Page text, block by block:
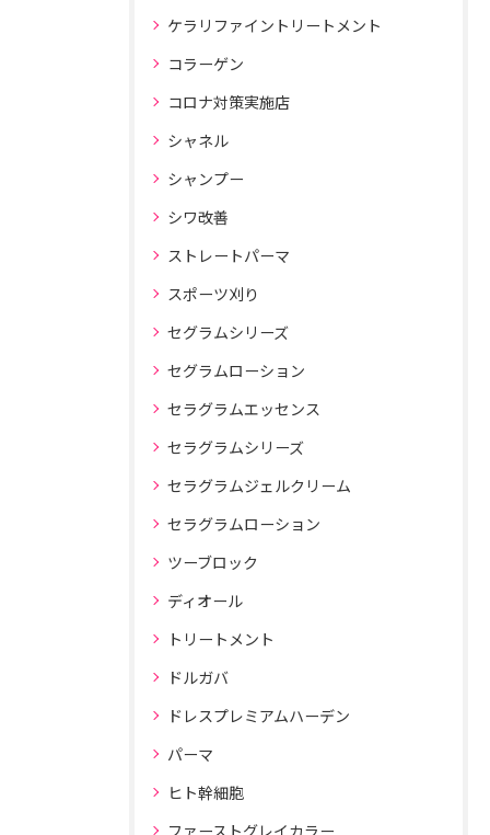
ケラリファイントリートメント
コラーゲン
コロナ対策実施店
シャネル
シャンプー
シワ改善
ストレートパーマ
スポーツ刈り
セグラムシリーズ
セグラムローション
セラグラムエッセンス
セラグラムシリーズ
セラグラムジェルクリーム
セラグラムローション
ツーブロック
ディオール
トリートメント
ドルガバ
ドレスプレミアムハーデン
パーマ
ヒト幹細胞